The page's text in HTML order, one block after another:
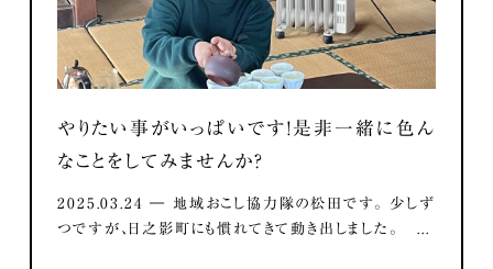
やりたい事がいっぱいです！是非一緒に色ん
なことをしてみませんか？
2025.03.24 ― 地域おこし協力隊の松田です。 少しず
つですが、日之影町にも慣れてきて動き出しました。 ...